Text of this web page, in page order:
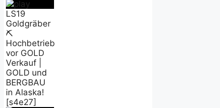
LS19
Goldgräber
⛏️
Hochbetrieb
vor GOLD
Verkauf |
GOLD und
BERGBAU
in Alaska!
[s4e27]